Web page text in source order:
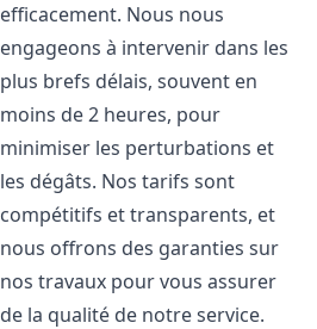
efficacement. Nous nous
engageons à intervenir dans les
plus brefs délais, souvent en
moins de 2 heures, pour
minimiser les perturbations et
les dégâts. Nos tarifs sont
compétitifs et transparents, et
nous offrons des garanties sur
nos travaux pour vous assurer
de la qualité de notre service.